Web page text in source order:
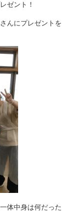
ゼント！
んにプレゼントを
体中身は何だった